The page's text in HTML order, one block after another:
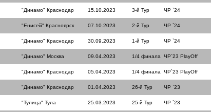
"Динамо" Краснодар 15.10.2023 3-й Тур ЧР `24
"Енисей" Красноярск 07.10.2023 2-й Тур ЧР `24
"Динамо" Краснодар 30.09.2023 1-й Тур ЧР `24
"Динамо" Москва 09.04.2023 1/4 финала ЧР`23 PlayOff
"Динамо" Краснодар 05.04.2023 1/4 финала ЧР`23 PlayOff
"Динамо" Краснодар 01.04.2023 26-й Тур ЧР `23
"Тулица" Тула 25.03.2023 25-й Тур ЧР `23